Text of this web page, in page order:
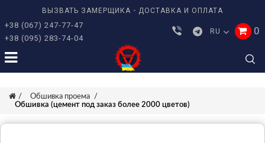
ВЫЗВАТЬ ЗАМЕРЩИКА ДОСТАВКА И ОПЛАТА
+38 (067) 247-77-47
+38 (095) 283-74-04
RU 0
Обшивка проема
Обшивка (цемент под заказ более 2000 цветов)